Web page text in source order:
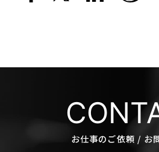
お仕事のご依頼 / お